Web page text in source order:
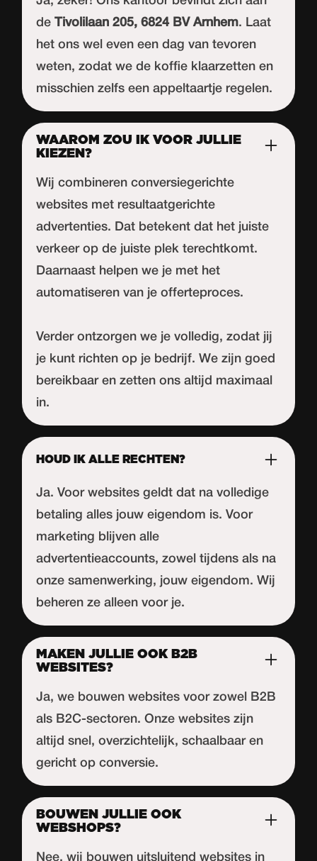
de
Tivolilaan 205, 6824 BV Arnhem. Laat
het ons wel even een dag van tevoren
weten, zodat we de koffie klaarzetten en
misschien zelfs een appeltaartje regelen.
WAAROM ZOU IK VOOR JULLIE
KIEZEN?
Wij combineren conversiegerichte
websites met resultaatgerichte
advertenties. Dat betekent dat het juiste
verkeer op de juiste plek terechtkomt.
Daarnaast helpen we je met het
automatiseren van je offerteproces.
Verder ontzorgen we je volledig, zodat jij
je kunt richten op je bedrijf. We zijn goed
bereikbaar en zetten ons altijd maximaal
in.
HOUD IK ALLE RECHTEN?
Ja. Voor websites geldt dat na volledige
betaling alles jouw eigendom is. Voor
marketing blijven alle
advertentieaccounts, zowel tijdens als na
onze samenwerking, jouw eigendom. Wij
beheren ze alleen voor je.
MAKEN JULLIE OOK B2B
WEBSITES?
Ja, we bouwen websites voor zowel B2B
als B2C-sectoren. Onze websites zijn
altijd snel, overzichtelijk, schaalbaar en
gericht op conversie.
BOUWEN JULLIE OOK
WEBSHOPS?
Nee, wij bouwen uitsluitend websites in